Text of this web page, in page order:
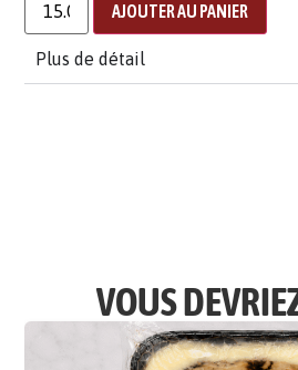
AJOUTER AU PANIER
Plus de détail
VOUS